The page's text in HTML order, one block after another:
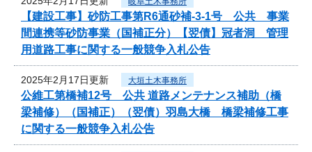
【建設工事】砂防工事第R6通砂補-3-1号 公共 事業
間連携等砂防事業（国補正分）【翌債】冠者洞 管理
用道路工事に関する一般競争入札公告
2025年2月17日更新 大垣土木事務所
公維工第橋補12号 公共 道路メンテナンス補助（橋
梁補修）（国補正）（翌債）羽島大橋 橋梁補修工事
に関する一般競争入札公告